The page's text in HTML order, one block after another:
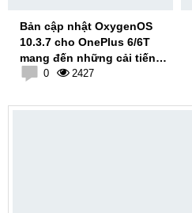
Bản cập nhật OxygenOS
10.3.7 cho OnePlus 6/6T
mang đến những cải tiến
cho Game Space
0 2427